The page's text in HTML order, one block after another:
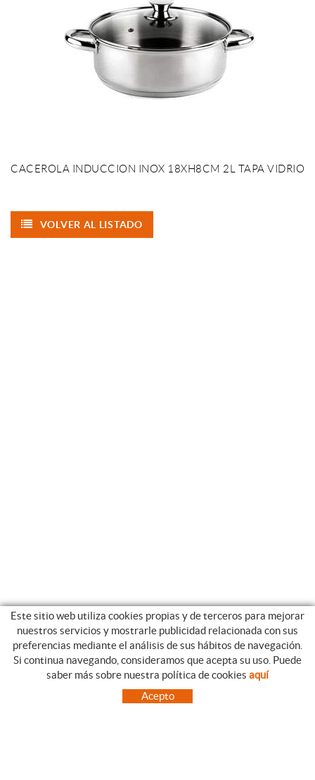
CACEROLA INDUCCION INOX 18XH8CM 2L TAPA VIDRIO
VOLVER AL LISTADO
CATEGORIAS GUIA DE COMPRA
CONDICIONES DE COMPRA
PAGO
Este sitio web utiliza cookies propias y de terceros para mejorar
nuestros servicios y mostrarle publicidad relacionada con sus
preferencias mediante el análisis de sus hábitos de navegación.
Si continua navegando, consideramos que acepta su uso. Puede
saber más sobre nuestra política de cookies aquí
Acepto